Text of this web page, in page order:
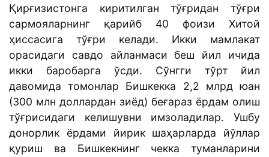
Қирғизистонга киритилган тўғридан тўғри
сармояларнинг қарийб 40 фоизи Хитой
ҳиссасига тўғри келади. Икки мамлакат
орасидаги савдо айланмаси беш йил ичида
икки баробарга ўсди. Сўнгги тўрт йил
давомида томонлар Бишкекка 2,2 млрд юан
(300 млн доллардан зиёд) беғараз ёрдам олиш
тўғрисидаги келишувни имзоладилар. Ушбу
донорлик ёрдами йирик шаҳарларда йўллар
қуриш ва Бишкекнинг чекка туманларини